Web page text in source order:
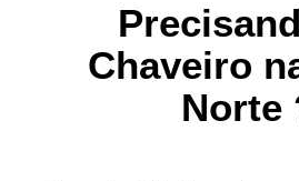
Chaveiro
Norte